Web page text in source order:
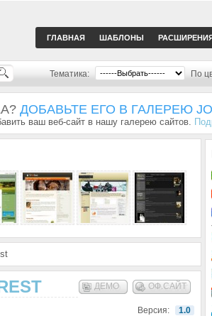
ГЛАВНАЯ ШАБЛОНЫ
Тематика: По
ДОБАВЬТЕ ЕГО В ГАЛЕРЕЮ
ваш веб-сайт в нашу галерею сайтов.
ДЕМО ОФ.САЙТ
Версия:
1.0